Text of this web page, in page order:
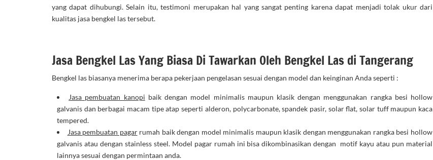
yang dapat dihubungi. Selain itu, testimoni merupakan hal yang sangat penting karena dapat menjadi tolak ukur dari
kualitas jasa bengkel las tersebut.
Jasa Bengkel Las Yang Biasa Di Tawarkan Oleh Bengkel Las di Tangerang
Bengkel las biasanya menerima berapa pekerjaan pengelasan sesuai dengan model dan keinginan Anda seperti :
Jasa pembuatan kanopi baik dengan model minimalis maupun klasik dengan menggunakan rangka besi hollow
galvanis dan berbagai macam tipe atap seperti alderon, polycarbonate, spandek pasir, solar flat, solar tuff maupun kaca
tempered.
Jasa pembuatan pagarrumah baik dengan model minimalis maupun klasik dengan menggunakan rangka besi hollow
galvanis atau dengan stainless steel. Model pagar rumah ini bisa dikombinasikan dengan motif kayu atau pun material
lainnya sesuai dengan permintaan anda.